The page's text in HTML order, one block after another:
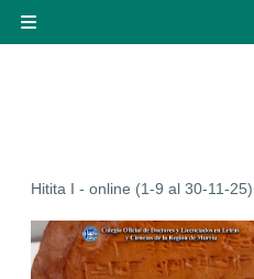
Hitita I - online (1-9 al 30-11-25)